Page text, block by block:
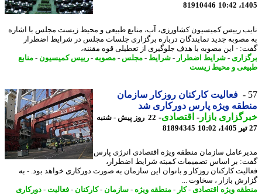
81910446
رییس کمیسیون کشاورزی، آب، منابع طبیعی و محیط زیست مجلس با اشاره
جدید نمایندگان درباره برگزاری جلسات مجلس در شرایط اضطرار
- این مصوبه با هدف جلوگیری از تعطیلی قوه مقننه،
- شرایط اضطرار- شرایط -مجلس-مصوبه-رییس کمیسیون-منابع
و محیط زیست
فعالیت کارکنان روزکار سازمان
ویژه پارس دورکاری شد
بازار- اقتصادی-
22 روز پیش - شنبه
81894345
سازمان منطقه ویژه اقتصادی انرژی پارس
بر اساس تصمیمات کمیته شرایط اضطرار،
کارکنان روزکار و بانوان این سازمان به صورت دورکاری خواهد بود. - به
بازار ، سخاوت ...
ویژه اقتصادی-کار -منطقه ویژه -سازمان -کارکنان-فعالیت-دورکاری